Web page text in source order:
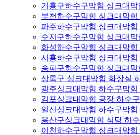
기흥구하수구막힘 싱크대막
부천하수구막힘 싱크대막
파주하수구막힘 싱크대막
수지구하수구막힘 싱크대막
화성하수구막힘 싱크대막힘
시흥하수구막힘 싱크대막힘
송파구하수구막힘 싱크대
상록구 싱크대막힘 화장실
광주싱크대막힘 하수구막힘
김포싱크대막힘 공장 하수
일산싱크대막힘 하수구막힘
용산구싱크대막힘 식당 하
이천하수구막힘 싱크대막힘